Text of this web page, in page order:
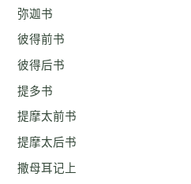
弥迦书
彼得前书
彼得后书
提多书
提摩太前书
提摩太后书
撒母耳记上